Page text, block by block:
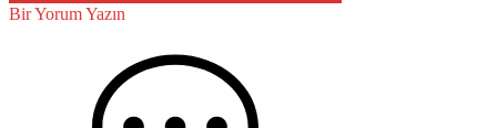
Bir Yorum Yazın